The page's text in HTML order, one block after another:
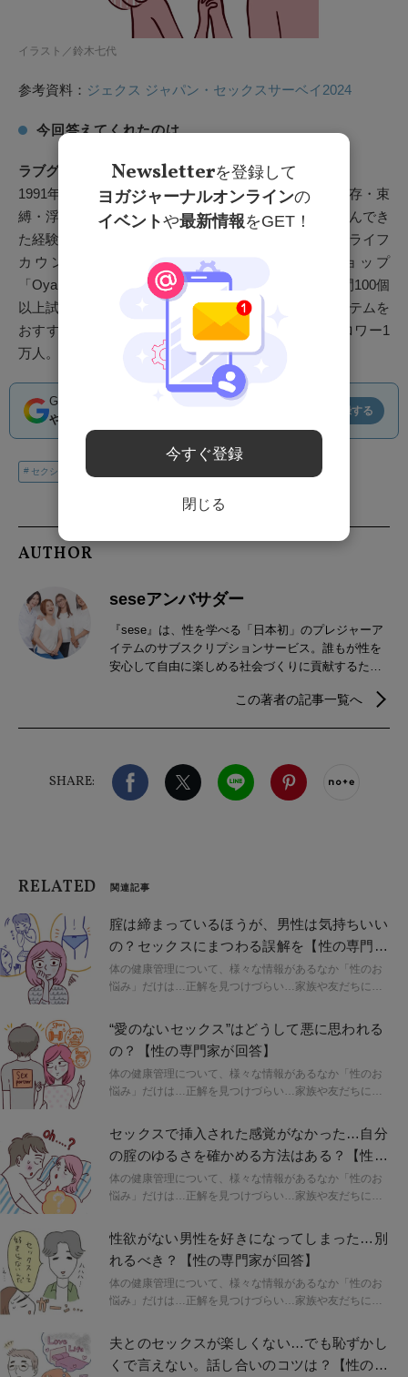
イラスト／鈴木七代
参考資料： ジェクス ジャパン・セックスサーベイ2024
今回答えてくれたのは…
ラブグッズプロデューサー なつえり
1991年生まれ、通称バイブ姫。自分に自信がなく、依存・束
縛・浮気を繰り返すこじらせ恋愛やセックスレスで悩んでき
た経験から、性生活を楽しむヒントを伝える公認ラブライフ
カウンセラー®️に。ママ向け性教育ワークショップ
「Oya.Co（おやこ）」を定期開催。ラブグッズを年間100個
以上試すアイテムプロデューサーとしても活躍。アイテムを
おすすめする個人ブログは月間15万pv、Twitterフォロワー1
万人。早稲田大学法学部卒、日本性科学会員。
Google Newsでヨガジャーナルの記事が
やすくなります
登録する
セクシャルウェルネス
AUTHOR
seseアンバサダー
『sese』は、性を学べる「日本初」のプレジャーア
イテムのサブスクリプションサービス。誰もが性を
安心して自由に楽しめる社会づくりに貢献するため
る。4人のアンバサダーが「誰も教えてくれなかっ
ディングを行っています！詳細はこちら】
https://camp-fire.jp/projects/view/757563
この著者の記事一覧へ
SHARE:
Facebook X（旧twitter）
LINE
RELATED 関連記事
腟は締まっているほうが、男性は気持ちいい
の？セックスにまつわる誤解を【性の専門
家】が解説！
体の健康管理について、様々な情報があるなか「性のお
悩み」だけは…正解を見つけづらい…家族や友だちにも
んなストレスを抱えることはありませんか？このコーナ
ーでは、セックス、セルフプレジャー（マスターベーシ
ョン）、カラダや性にまつわる読者のお悩みに、性の専
門家として活動する４名のスペシャリストがリレー形式
で回答！自分らしいセクシャルウェルネスを探求する、
“愛のないセックス”はどうして悪に思われる
の？【性の専門家が回答】
体の健康管理について、様々な情報があるなか「性のお
悩み」だけは…正解を見つけづらい…家族や友だちにも
んなストレスを抱えることはありませんか？このコーナ
ーでは、セックス、セルフプレジャー（マスターベーシ
ョン）、カラダや性にまつわる読者のお悩みに、性の専
門家として活動する４名のスペシャリストがリレー形式
で回答！自分らしいセクシャルウェルネスを探求する、
セックスで挿入された感覚がなかった…自分
の腟のゆるさを確かめる方法はある？【性の
専門家が回答】
体の健康管理について、様々な情報があるなか「性のお
悩み」だけは…正解を見つけづらい…家族や友だちにも
んなストレスを抱えることはありませんか？このコーナ
ーでは、セックス、セルフプレジャー（マスターベーシ
ョン）、カラダや性にまつわる読者のお悩みに、性の専
門家として活動する４名のスペシャリストがリレー形式
で回答！自分らしいセクシャルウェルネスを探求する、
性欲がない男性を好きになってしまった…別
れるべき？【性の専門家が回答】
体の健康管理について、様々な情報があるなか「性のお
悩み」だけは…正解を見つけづらい…家族や友だちにも
んなストレスを抱えることはありませんか？このコーナ
ーでは、セックス、セルフプレジャー（マスターベーシ
ョン）、カラダや性にまつわる読者のお悩みに、性の専
夫とのセックスが楽しくない…でも恥ずかし
くで言えない。話し合いのコツは？【性の専
Newsletterを登録して
ヨガジャーナルオンラインの
イベントや最新情報をGET！
今すぐ登録
閉じる